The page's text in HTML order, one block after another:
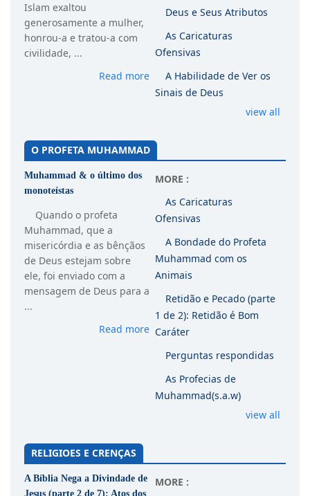
Islam exaltou
generosamente a mulher,
honrou-a e tratou-a com
civilidade, ...
Read more
Deus e Seus Atributos
As Caricaturas
Ofensivas
A Habilidade de Ver os
Sinais de Deus
view all
O PROFETA MUHAMMAD
Muhammad & o último dos
monoteístas
Quando o profeta
Muhammad, que a
misericórdia e as bênçãos
de Deus estejam sobre
ele, foi enviado com a
mensagem de Deus para a
...
Read more
MORE :
As Caricaturas
Ofensivas
A Bondade do Profeta
Muhammad com os
Animais
Retidão e Pecado (parte
1 de 2): Retidão é Bom
Caráter
Perguntas respondidas
As Profecias de
Muhammad(s.a.w)
view all
RELIGIOES E CRENÇAS
A Bíblia Nega a Divindade de
Jesus (parte 2 de 7): Atos dos
MORE :